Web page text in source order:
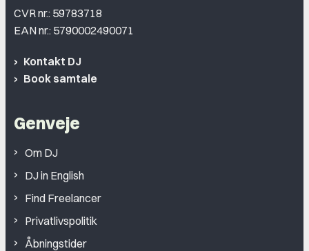
CVR nr.: 59783718
EAN nr.: 5790002490071
Kontakt DJ
Book samtale
Genveje
Om DJ
DJ in English
Find Freelancer
Privatlivspolitik
Åbningstider